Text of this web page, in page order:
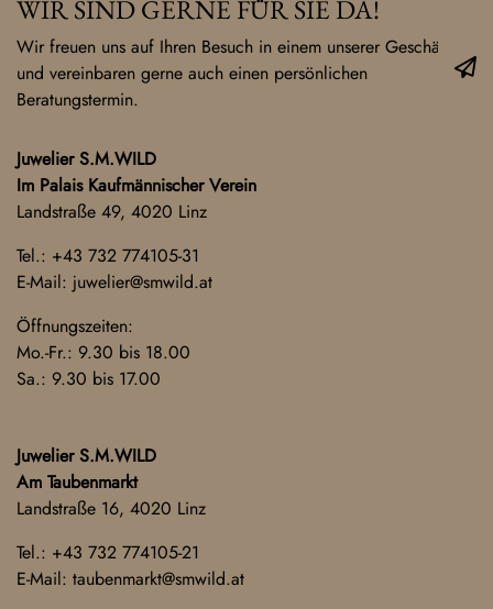
WIR SIND GERNE FÜR SIE DA!
Wir freuen uns auf Ihren Besuch in einem unserer Geschäfte
und vereinbaren gerne auch einen persönlichen
Beratungstermin.
Juwelier S.M.WILD
Im Palais Kaufmännischer Verein
Landstraße 49, 4020 Linz
Tel.: +43 732 774105-31
E-Mail: juwelier@smwild.at
Öffnungszeiten:
Mo.-Fr.: 9.30 bis 18.00
Sa.: 9.30 bis 17.00
Juwelier S.M.WILD
Am Taubenmarkt
Landstraße 16, 4020 Linz
Tel.: +43 732 774105-21
E-Mail: taubenmarkt@smwild.at